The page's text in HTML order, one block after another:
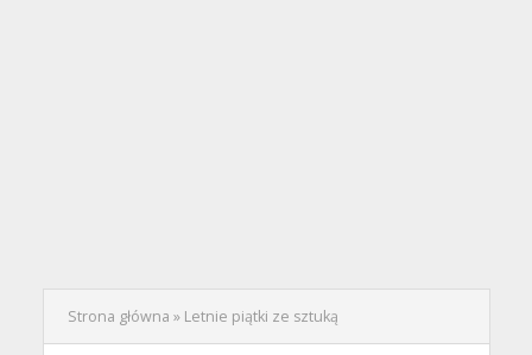
Strona główna » Letnie piątki ze sztuką